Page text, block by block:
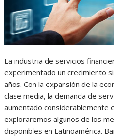
La industria de servicios
experimentado un crecimiento
años. Con la expansión de la
clase media, la demanda de
aumentado considerablemente
exploraremos algunos de los
disponibles en Latinoamérica.